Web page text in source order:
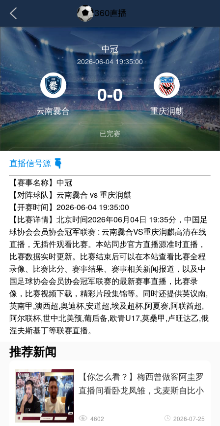
中冠
2026-06-04 19:35:00
云南爨合
0-0
重庆润麒
已完赛
直播信号源
【赛事名称】中冠
【对阵球队】云南爨合 vs 重庆润麒
【开赛时间】2026-06-04 19:35:00
【比赛详情】北京时间2026年06月04日 19:35分，中国足
球协会会员协会冠军联赛 : 云南爨合VS重庆润麒高清在线
直播，无插件观看比赛。本站同步官方直播源准时直播，
比赛数据实时更新。比赛结束后可以在本站查看比赛全程
录像、比赛比分、赛事结果、赛事相关新闻报道，以及中
国足球协会会员协会冠军联赛的最新赛事直播，比赛录
像，比赛视频下载，精彩片段集锦等。同时还提供英议南,
英南甲,澳西超,奥迪杯,安道超,埃及超杯,阿夏赛,阿联酋超,
阿尔联杯,世中北美预,葡后备,欧青U17,莫桑甲,卢旺达乙,俄
涅夫斯基丁等联赛直播。
推荐新闻
【你怎么看？】梅西曾做客阿圭罗
直播间看卧龙凤雏，戈麦斯自比小
4602 2026-07-25